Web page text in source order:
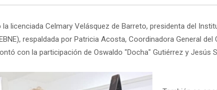
licenciada Celmary Velásquez de Barreto, presidenta del
respaldada por Patricia Acosta, Coordinadora General
con la participación de Oswaldo "Docha" Gutiérrez y Jesús